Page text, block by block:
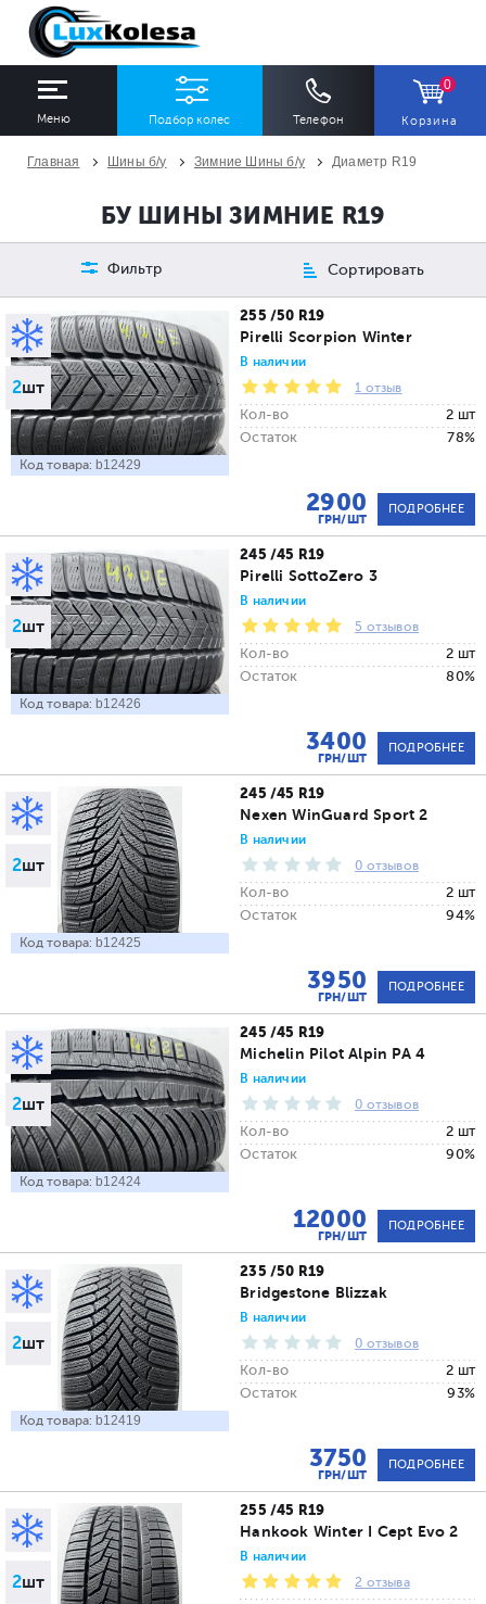
Меню Подбор колес Телефон
0
Корзина
Все Все
Диаметр
Все
Сезон
Все
Количество
Все
ПОДОБРАТЬ
Главная Шины б/у Зимние Шины б/у Диаметр R19
БУ ШИНЫ ЗИМНИЕ R19
Фильтр Сортировать
2шт
Код товара: b12429
255 /50 R19
Pirelli Scorpion Winter
В наличии
1 отзыв
Кол-во
2 шт
Остаток
78%
2900
ГРН/ШТ
ПОДРОБНЕЕ
2шт
Код товара: b12426
245 /45 R19
Pirelli SottoZero 3
В наличии
5 отзывов
Кол-во
2 шт
Остаток
80%
3400
ГРН/ШТ
ПОДРОБНЕЕ
2шт
Код товара: b12425
245 /45 R19
Nexen WinGuard Sport 2
В наличии
0 отзывов
Кол-во
2 шт
Остаток
94%
3950
ГРН/ШТ
ПОДРОБНЕЕ
2шт
Код товара: b12424
245 /45 R19
Michelin Pilot Alpin PA 4
В наличии
0 отзывов
Кол-во
2 шт
Остаток
90%
12000
ГРН/ШТ
ПОДРОБНЕЕ
2шт
Код товара: b12419
235 /50 R19
Bridgestone Blizzak
В наличии
0 отзывов
Кол-во
2 шт
Остаток
93%
3750
ГРН/ШТ
ПОДРОБНЕЕ
2шт
255 /45 R19
Hankook Winter I Cept Evo 2
В наличии
2 отзыва